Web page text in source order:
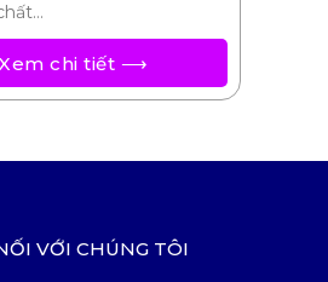
Xem chi tiết ⟶
VỚI CHÚNG TÔI